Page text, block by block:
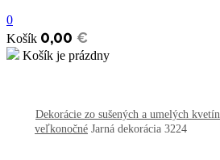
0
Košík 0,00 €
Košík je prázdny
Dekorácie zo sušených a umelých kvetín
veľkonočné Jarná dekorácia 3224